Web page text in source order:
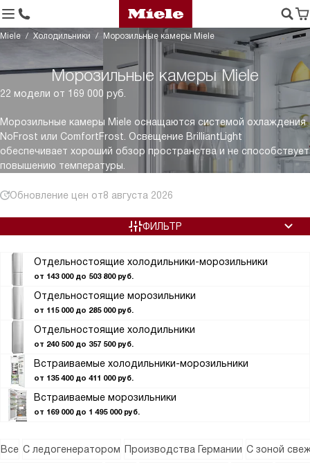
Miele Холодильники Морозильные камеры Miele
Морозильные камеры Miele
22 модели от 169 000 руб.
Морозильные камеры Miele оснащаются системой охлаждения
NoFrost или ComfortFrost. Освещение BrilliantLight
обеспечивает хороший обзор пространства и не способствует
повышению температуры.
Обновление цен от8 августа 2026
Отдельностоящие холодильники-морозильники
от 143 000 до 503 800 руб.
Отдельностоящие морозильники
от 115 000 до 285 000 руб.
Отдельностоящие холодильники
от 240 500 до 357 500 руб.
Встраиваемые холодильники-морозильники
от 135 400 до 411 000 руб.
Встраиваемые морозильники
от 169 000 до 1 495 000 руб.
ФИЛЬТР
Все С ледогенератором Производства Германии С зоной